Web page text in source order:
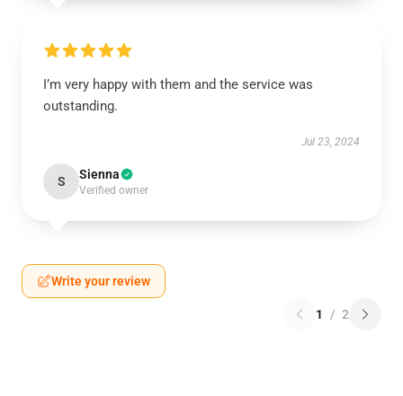
I’m very happy with them and the service was
outstanding.
Jul 23, 2024
S Sienna
Verified owner
Write your review
1 / 2